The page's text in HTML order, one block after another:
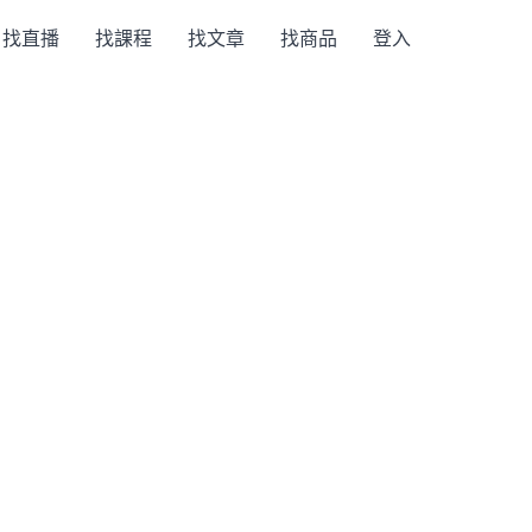
找直播 找課程 找文章 找商品 登入